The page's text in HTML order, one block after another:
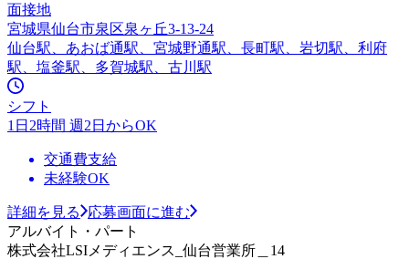
面接地
宮城県仙台市泉区泉ヶ丘3-13-24
仙台駅、あおば通駅、宮城野通駅、長町駅、岩切駅、利府
駅、塩釜駅、多賀城駅、古川駅
シフト
1日2時間 週2日からOK
交通費支給
未経験OK
詳細を見る
応募画面に進む
アルバイト・パート
株式会社LSIメディエンス_仙台営業所＿14